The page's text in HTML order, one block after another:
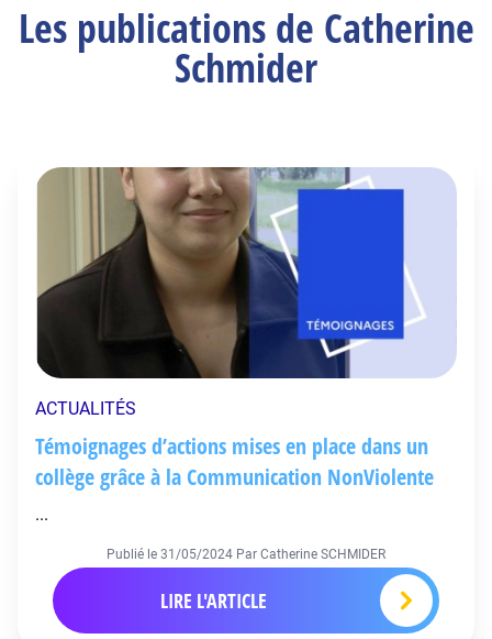
Les publications de Catherine
Schmider
ACTUALITÉS
Témoignages d’actions mises en place dans un
collège grâce à la Communication NonViolente
...
Publié le 31/05/2024 Par Catherine SCHMIDER
LIRE L'ARTICLE